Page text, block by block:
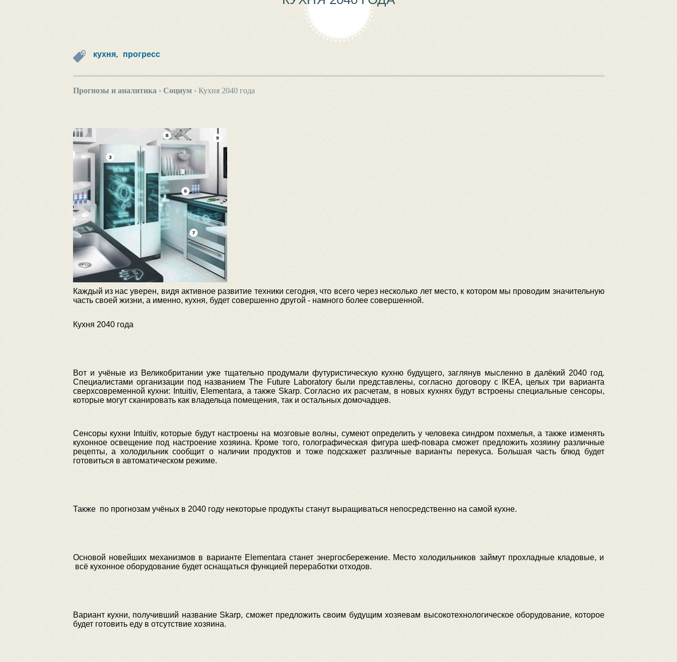
кухня, прогресс
Прогнозы и аналитика › Социум› Кухня 2040 года
Каждый из нас уверен, видя активное развитие техники сегодня, что всего через несколько лет место, к котором мы проводим значительную
часть своей жизни, а именно, кухня, будет совершенно другой - намного более совершенной.
Кухня 2040 года
Вот и учёные из Великобритании уже тщательно продумали футуристическую кухню будущего, заглянув мысленно в далёкий 2040 год.
Специалистами организации под названием The Future Laboratory были представлены, согласно договору с IKEA, целых три варианта
сверхсовременной кухни: Intuitiv, Elementara, а также Skarp. Согласно их расчетам, в новых кухнях будут встроены специальные сенсоры,
которые могут сканировать как владельца помещения, так и остальных домочадцев.
Сенсоры кухни Intuitiv, которые будут настроены на мозговые волны, сумеют определить у человека синдром похмелья, а также изменять
кухонное освещение под настроение хозяина. Кроме того, голографическая фигура шеф-повара сможет предложить хозяину различные
рецепты, а холодильник сообщит о наличии продуктов и тоже подскажет различные варианты перекуса. Большая часть блюд будет
готовиться в автоматическом режиме.
Также по прогнозам учёных в 2040 году некоторые продукты станут выращиваться непосредственно на самой кухне.
Основой новейших механизмов в варианте Elementara станет энергосбережение. Место холодильников займут прохладные кладовые, и
всё кухонное оборудование будет оснащаться функцией переработки отходов.
Вариант кухни, получивший название Skarp, сможет предложить своим будущим хозяевам высокотехнологическое оборудование, которое
будет готовить еду в отсутствие хозяина.